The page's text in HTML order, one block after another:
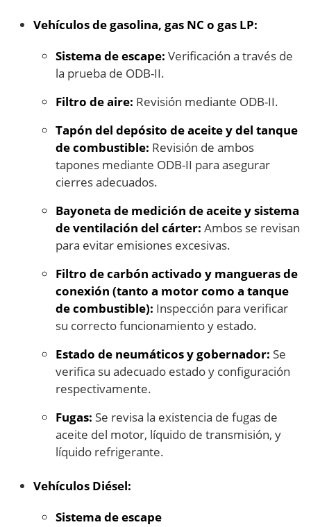
Vehículos de gasolina, gas NC o gas LP:
Sistema de escape: Verificación a través de
la prueba de ODB-II.
Filtro de aire: Revisión mediante ODB-II.
Tapón del depósito de aceite y del tanque
de combustible: Revisión de ambos
tapones mediante ODB-II para asegurar
cierres adecuados.
Bayoneta de medición de aceite y sistema
de ventilación del cárter: Ambos se revisan
para evitar emisiones excesivas.
Filtro de carbón activado y mangueras de
conexión (tanto a motor como a tanque
de combustible): Inspección para verificar
su correcto funcionamiento y estado.
Estado de neumáticos y gobernador: Se
verifica su adecuado estado y configuración
respectivamente.
Fugas: Se revisa la existencia de fugas de
aceite del motor, líquido de transmisión, y
líquido refrigerante.
Vehículos Diésel:
Sistema de escape